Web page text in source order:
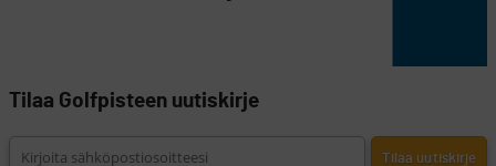
Tilaa Golfpisteen uutiskirje